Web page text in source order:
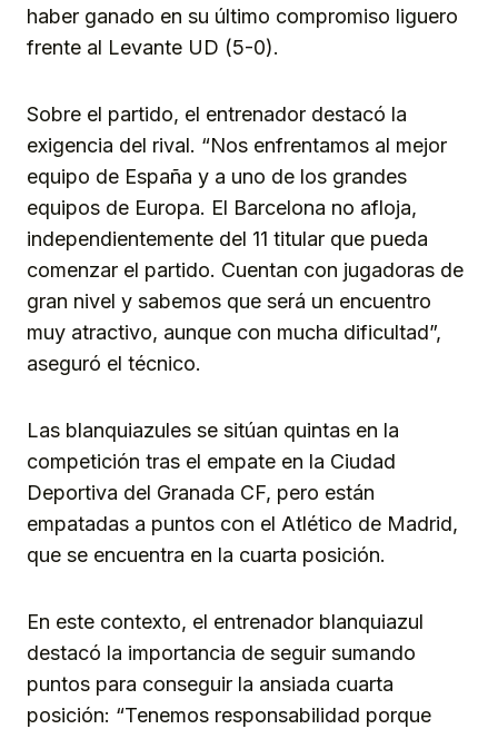
haber ganado en su último compromiso liguero
frente al Levante UD (5-0).
Sobre el partido, el entrenador destacó la
exigencia del rival. “Nos enfrentamos al mejor
equipo de España y a uno de los grandes
equipos de Europa. El Barcelona no afloja,
independientemente del 11 titular que pueda
comenzar el partido. Cuentan con jugadoras de
gran nivel y sabemos que será un encuentro
muy atractivo, aunque con mucha dificultad”,
aseguró el técnico.
Las blanquiazules se sitúan quintas en la
competición tras el empate en la Ciudad
Deportiva del Granada CF, pero están
empatadas a puntos con el Atlético de Madrid,
que se encuentra en la cuarta posición.
En este contexto, el entrenador blanquiazul
destacó la importancia de seguir sumando
puntos para conseguir la ansiada cuarta
posición: “Tenemos responsabilidad porque